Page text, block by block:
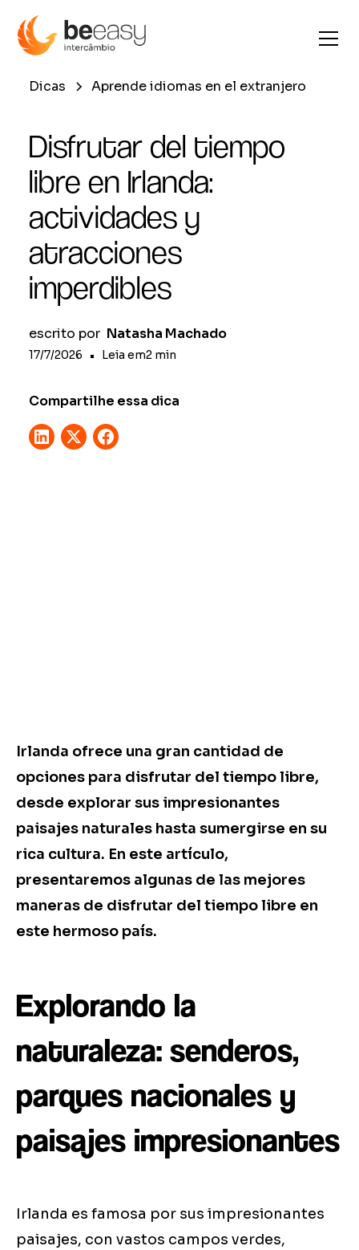
Dicas Aprende idiomas en el extranjero
Disfrutar del tiempo
libre en Irlanda:
actividades y
atracciones
imperdibles
escrito por Natasha Machado
17/7/2026 • Leia em2 min
Compartilhe essa dica
Irlanda ofrece una gran cantidad de
opciones para disfrutar del tiempo libre,
desde explorar sus impresionantes
paisajes naturales hasta sumergirse en su
rica cultura. En este artículo,
presentaremos algunas de las mejores
maneras de disfrutar del tiempo libre en
este hermoso país.
Explorando la
naturaleza: senderos,
parques nacionales y
paisajes impresionantes
Irlanda es famosa por sus impresionantes
paisajes, con vastos campos verdes,